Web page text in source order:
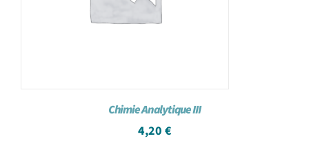
Chimie Analytique III
4,20 €